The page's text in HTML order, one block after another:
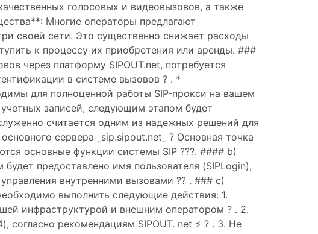
голосовых и видеовызовов, а также
Многие операторы предлагают
своей сети. Это существенно снижает расходы
к процессу их приобретения или аренды. ###
через платформу SIPOUT.net, потребуется
в системе вызовов ? . *
для полноценной работы SIP-прокси на вашем
записей, следующим этапом будет
считается одним из надежных решений для
сервера _sip.sipout.net_ ? Основная точка
основные функции системы SIP ???. #### b)
предоставлено имя пользователя (SIPLogin),
внутренними вызовами ?? . ### c)
выполнить следующие действия: 1.
инфраструктурой и внешним оператором ? . 2.
рекомендациям SIPOUT. net ⚡ ? . 3. Не